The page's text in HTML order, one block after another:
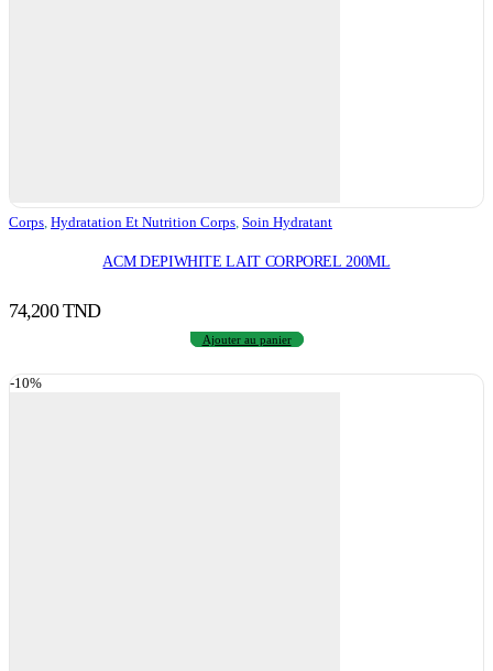
Corps Hydratation Et Nutrition Corps Soin Hydratant
ACM DEPIWHITE LAIT CORPOREL 200ML
74,200TND
Ajouter au panier
-10%